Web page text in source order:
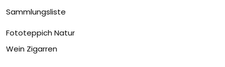
Sammlungsliste
Fototeppich Natur
Wein Zigarren